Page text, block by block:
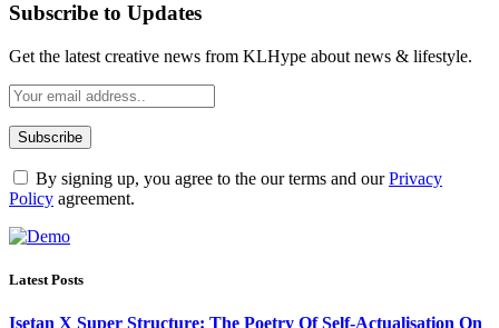
Subscribe to Updates
Get the latest creative news from KLHype about news & lifestyle.
By signing up, you agree to the our terms and ourPrivacy
Policy agreement.
Latest Posts
Isetan X Super Structure: The Poetry Of Self-Actualisation On